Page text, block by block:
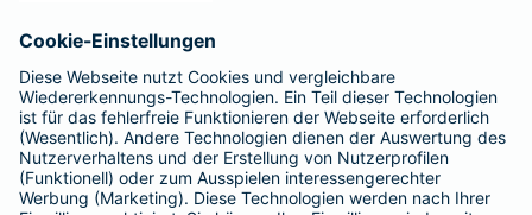
Svenja Sinen
Overhoffstr. 193
Tel.: 01511 9431404
Mobil: 01511 9431404
Heute geöffnetbis18:00